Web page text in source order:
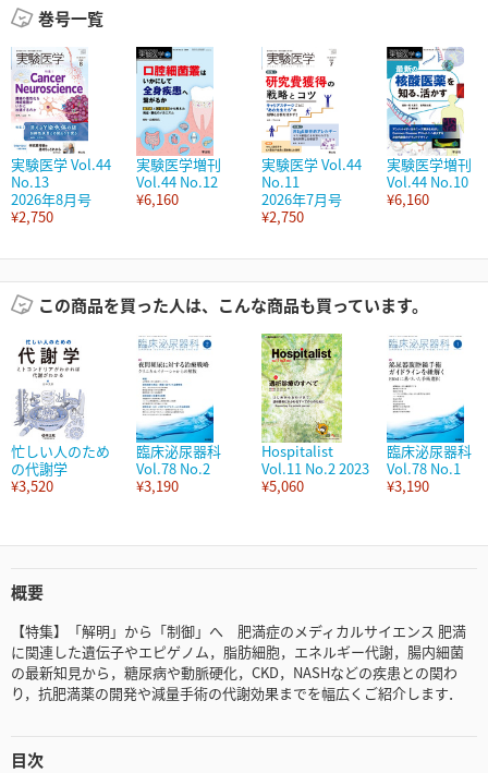
巻号一覧
実験医学 Vol.44
No.13
2026年8月号
¥2,750
実験医学増刊
Vol.44 No.12
¥6,160
実験医学 Vol.44
No.11
2026年7月号
¥2,750
実験医学増刊
Vol.44 No.10
¥6,160
この商品を買った人は、こんな商品も買っています。
忙しい人のため
の代謝学
¥3,520
臨床泌尿器科
Vol.78 No.2
¥3,190
Hospitalist
Vol.11 No.2 2023
¥5,060
臨床泌尿器科
Vol.78 No.1
¥3,190
概要
【特集】「解明」から「制御」へ 肥満症のメディカルサイエンス 肥満
に関連した遺伝子やエピゲノム，脂肪細胞，エネルギー代謝，腸内細菌
の最新知見から，糖尿病や動脈硬化，CKD，NASHなどの疾患との関わ
り，抗肥満薬の開発や減量手術の代謝効果までを幅広くご紹介します．
目次